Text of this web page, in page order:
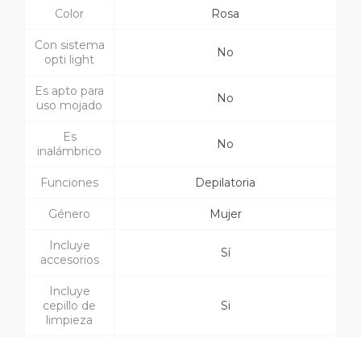
Color Rosa
Con sistema
opti light
No
Es apto para
uso mojado
No
Es
inalámbrico
No
Funciones Depilatoria
Género Mujer
Incluye
accesorios
Sí
Incluye
cepillo de
limpieza
Si